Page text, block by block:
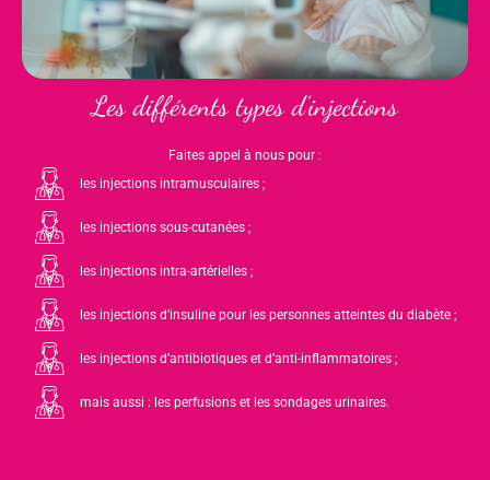
Les différents types d’injections
Faites appel à nous pour :
les injections intramusculaires ;
les injections sous-cutanées ;
les injections intra-artérielles ;
les injections d’insuline pour les personnes atteintes du diabète ;
les injections d’antibiotiques et d’anti-inflammatoires ;
mais aussi : les perfusions et les sondages urinaires.